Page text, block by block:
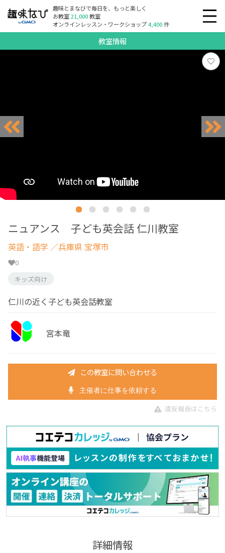
趣味とまなびで毎日を、もっと楽しく
お教室21,000教室
オンラインレッスン・ワークショップ4,400件
教室情報
ニュアンス 子ども英会話 仁川教室
英語・語学 ／兵庫県 宝塚市
0
キッズ向け
仁川の近く子ども英会話教室
宮本竜
この教室に問い合わせる
主催者に仕事を依頼する
違反報告はこちら
詳細情報